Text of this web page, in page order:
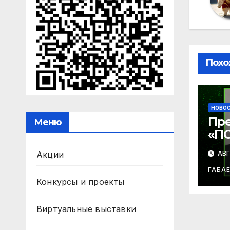
Меню
Акции
Конкурсы и проекты
Виртуальные выставки